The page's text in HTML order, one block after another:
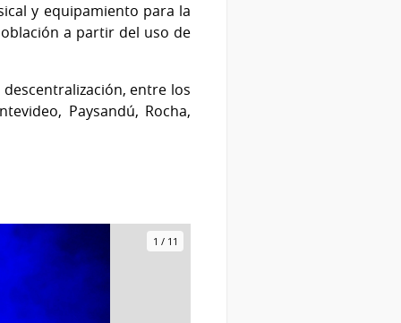
y equipamiento para la
a partir del uso de
entre los
Paysandú, Rocha,
1 / 11